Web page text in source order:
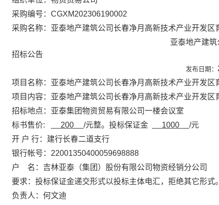
采购编号：CGXM202306190002
采购名称：亚泰地产建筑公司长春净月高新技术产业开发区
亚泰地产建
招标公告
发布日期：
项目名称： 亚泰地产建筑公司长春净月高新技术产业开发区
项目内容： 亚泰地产建筑公司长春净月高新技术产业开发区
招标地点：亚泰集团物资贸易有限公司一楼会议室
标书售价:
200 /元整。投标保证金 1000 /元
开 户 行：建行长春二道支行
银行帐号：22001350400059698888
户 名：吉林亚泰（集团）股份有限公司物资经销分公司
要求：投标保证金递交形式以投标主体电汇，拒绝其它形式
负责人：何文迪